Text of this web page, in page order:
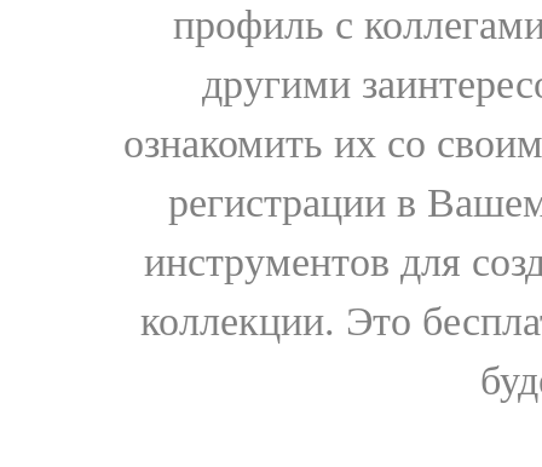
профиль с
другими
ознакомить их со
регистрации в
инструментов для
коллекции. Это